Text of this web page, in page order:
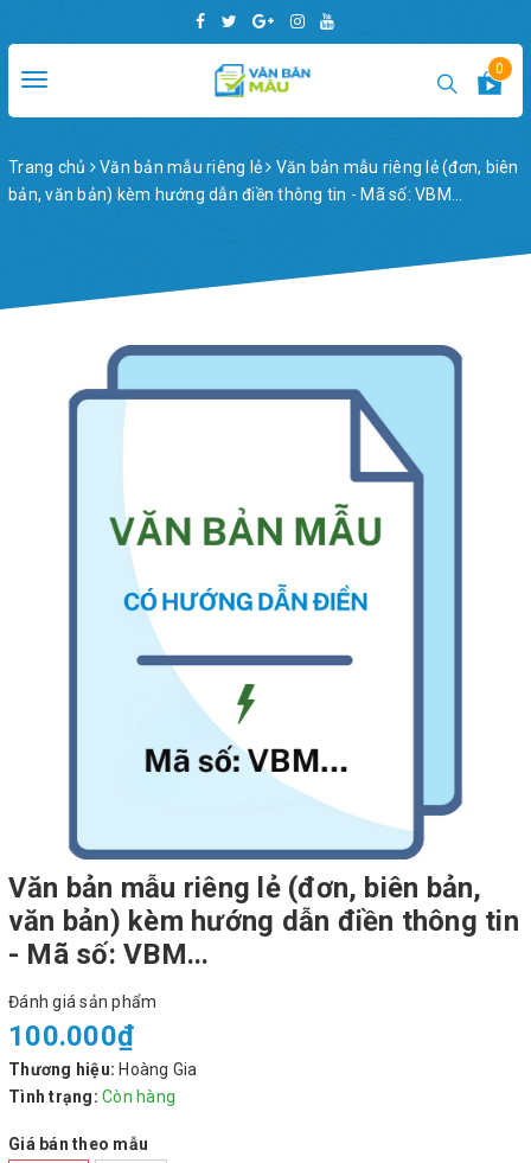
Toggle
0
Trang chủ Văn bản mẫu riêng lẻ
Văn bản mẫu riêng lẻ (đơn, biên
bản, văn bản) kèm hướng dẫn điền thông tin - Mã số: VBM...
Văn bản mẫu riêng lẻ (đơn, biên bản,
văn bản) kèm hướng dẫn điền thông tin
- Mã số: VBM...
Đánh giá sản phẩm
100.000₫
Thương hiệu: Hoàng Gia
Tình trạng: Còn hàng
Giá bán theo mẫu